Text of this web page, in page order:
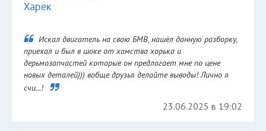
Харек
Искал двигатель на свою БМВ, нашёл данную разборку,
приехал и был в шоке от хамства хорька и
дерьмозапчастей которые он предлогает мне по цене
новых деталей))) вобще друзья делайте выводы! Лично я
счи...!
23.06.2025 в 19:02